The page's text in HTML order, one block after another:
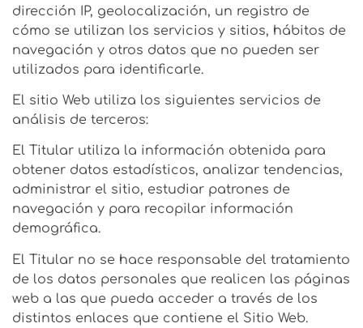
dirección IP, geolocalización, un registro de
cómo se utilizan los servicios y sitios, hábitos de
navegación y otros datos que no pueden ser
utilizados para identificarle.
El sitio Web utiliza los siguientes servicios de
análisis de terceros:
El Titular utiliza la información obtenida para
obtener datos estadísticos, analizar tendencias,
administrar el sitio, estudiar patrones de
navegación y para recopilar información
demográfica.
El Titular no se hace responsable del tratamiento
de los datos personales que realicen las páginas
web a las que pueda acceder a través de los
distintos enlaces que contiene el Sitio Web.